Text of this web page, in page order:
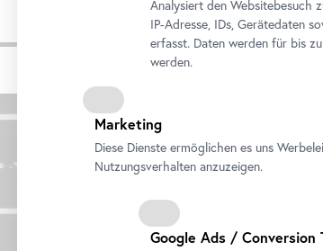
Impressionen
Analysiert den Websitebesuch
IP-Adresse, IDs, Gerätedaten
erfasst. Daten werden für bis
werden.
Marketing
Diese Dienste ermöglichen es uns
Nutzungsverhalten anzuzeigen.
Google Ads / Conversion